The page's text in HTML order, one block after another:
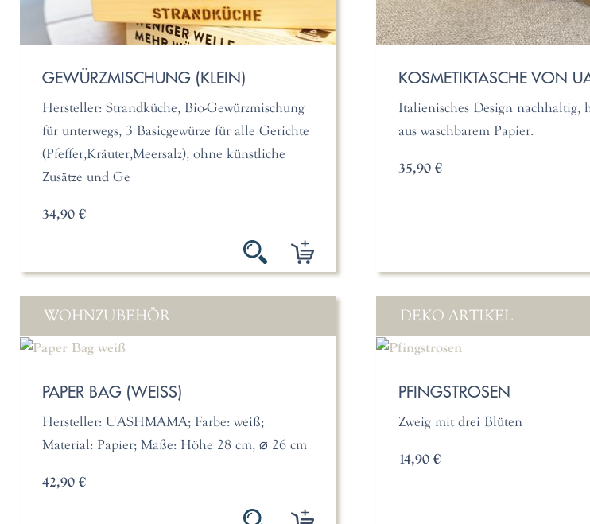
GEWÜRZMISCHUNG (KLEIN)
Hersteller: Strandküche, Bio-Gewürzmischung
für unterwegs, 3 Basicgewürze für alle Gerichte
(Pfeffer,Kräuter,Meersalz), ohne künstliche
Zusätze und Ge
34,90 €
KOSMETIKTASCHE VON
Italienisches Design nachhaltig,
aus waschbarem Papier.
35,90 €
WOHNZUBEHÖR
PAPER BAG (WEISS)
Hersteller: UASHMAMA; Farbe: weiß;
Material: Papier; Maße: Höhe 28 cm, ⌀ 26 cm
42,90 €
DEKO ARTIKEL
PFINGSTROSEN
Zweig mit drei Blüten
14,90 €